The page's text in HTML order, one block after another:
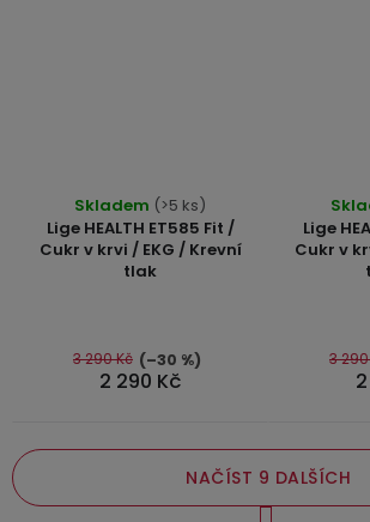
Lige HEALTH ET585 Fit /
Cukr v krvi / EKG / Krevní
tlak
hodnocení
produktu
je
5
hvězdiček.
Skladem (>5 ks)
2 290 Kč
3 290 Kč (–30 %)
Lige
Cukr v
3
NAČÍST 9 DALŠÍCH